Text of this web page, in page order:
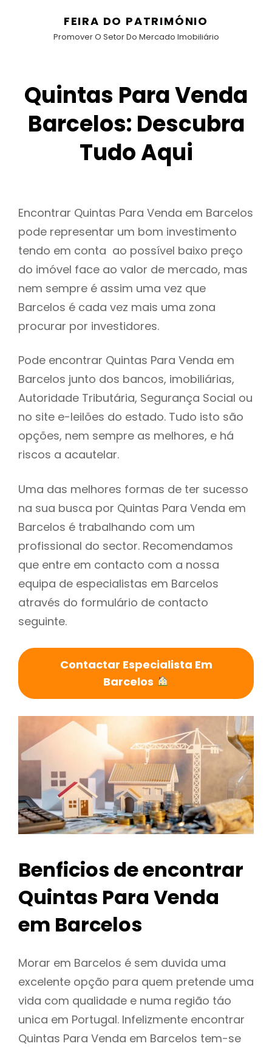
FEIRA DO PATRIMÓNIO
Promover O Setor Do Mercado Imobiliário
Quintas Para Venda
Barcelos: Descubra
Tudo Aqui
Encontrar Quintas Para Venda em Barcelos
pode representar um bom investimento
tendo em conta ao possível baixo preço
do imóvel face ao valor de mercado, mas
nem sempre é assim uma vez que
Barcelos é cada vez mais uma zona
procurar por investidores.
Pode encontrar Quintas Para Venda em
Barcelos junto dos bancos, imobiliárias,
Autoridade Tributária, Segurança Social ou
no site e-leilões do estado. Tudo isto são
opções, nem sempre as melhores, e há
riscos a acautelar.
Uma das melhores formas de ter sucesso
na sua busca por Quintas Para Venda em
Barcelos é trabalhando com um
profissional do sector. Recomendamos
que entre em contacto com a nossa
equipa de especialistas em Barcelos
através do formulário de contacto
seguinte.
Contactar Especialista Em
Barcelos
Benficios de encontrar
Quintas Para Venda
em Barcelos
Morar em Barcelos é sem duvida uma
excelente opção para quem pretende uma
vida com qualidade e numa região táo
unica em Portugal. Infelizmente encontrar
Quintas Para Venda em Barcelos tem-se